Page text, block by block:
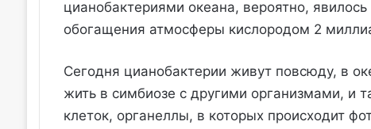
цианобактериями океана, вероятно,
обогащения атмосферы кислородом 2
Сегодня цианобактерии живут повсюду, в
жить в симбиозе с другими организмами, и
клеток, органеллы, в которых происходит